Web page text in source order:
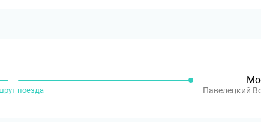
поезда Павелецкий